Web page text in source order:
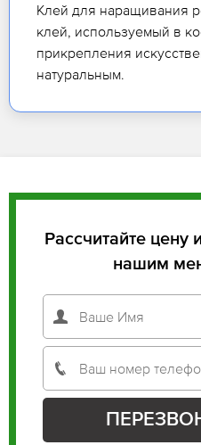
Клей для наращивания
клей, используемый в
прикрепления
натуральным.
Рассчитайте цену
нашим